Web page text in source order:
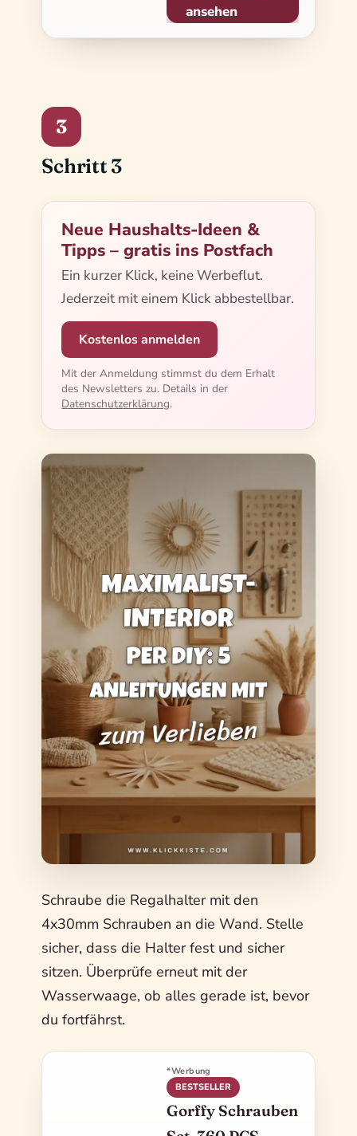
ansehen
3
Schritt 3
Neue Haushalts-Ideen &
Tipps – gratis ins Postfach
Ein kurzer Klick, keine Werbeflut.
Jederzeit mit einem Klick abbestellbar.
Kostenlos anmelden
Mit der Anmeldung stimmst du dem Erhalt
des Newsletters zu. Details in der
Datenschutzerklärung.
Schraube die Regalhalter mit den
4x30mm Schrauben an die Wand. Stelle
sicher, dass die Halter fest und sicher
sitzen. Überprüfe erneut mit der
Wasserwaage, ob alles gerade ist, bevor
du fortfährst.
*Werbung
BESTSELLER
Gorffy Schrauben